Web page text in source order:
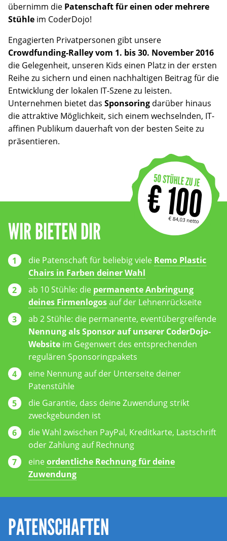
übernimm die Patenschaft für einen oder mehrere
Stühle im CoderDojo!
Engagierten Privatpersonen gibt unsere
Crowdfunding-Ralley vom 1. bis 30. November 2016
die Gelegenheit, unseren Kids einen Platz in der ersten
Reihe zu sichern und einen nachhaltigen Beitrag für die
Entwicklung der lokalen IT-Szene zu leisten.
Unternehmen bietet das Sponsoring darüber hinaus
die attraktive Möglichkeit, sich einem wechselnden, IT-
affinen Publikum dauerhaft von der besten Seite zu
präsentieren.
WIR BIETEN DIR
die Patenschaft für beliebig viele Remo Plastic
Chairs in Farben deiner Wahl
ab 10 Stühle: die permanente Anbringung
deines Firmenlogosauf der Lehnenrückseite
ab 2 Stühle: die permanente, eventübergreifende
Nennung als Sponsor auf unserer CoderDojo-
Website im Gegenwert des entsprechenden
regulären Sponsoringpakets
eine Nennung auf der Unterseite deiner
Patenstühle
die Garantie, dass deine Zuwendung strikt
zweckgebunden ist
die Wahl zwischen PayPal, Kreditkarte, Lastschrift
oder Zahlung auf Rechnung
eineordentliche Rechnung für deine
Zuwendung
PATENSCHAFTEN